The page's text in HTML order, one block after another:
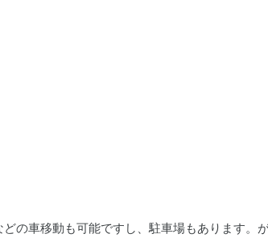
の車移動も可能ですし、駐車場もあります。